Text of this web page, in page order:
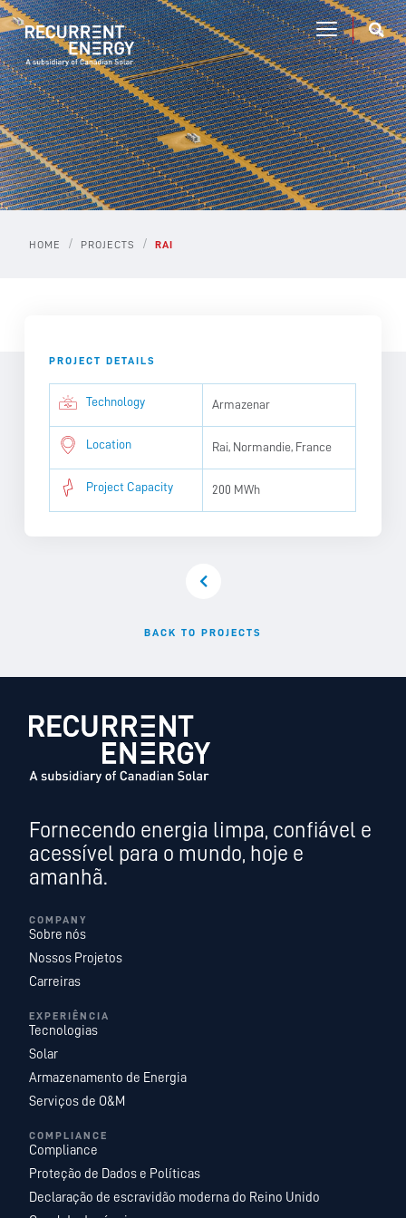
HOME / PROJECTS / RAI
PROJECT DETAILS
Technology Armazenar
Location Rai, Normandie, France
Project Capacity 200 MWh
BACK TO PROJECTS
Fornecendo energia limpa, confiável e
acessível para o mundo, hoje e
amanhã.
COMPANY
Sobre nós
Nossos Projetos
Carreiras
EXPERIÊNCIA
Tecnologias
Solar
Armazenamento de Energia
Serviços de O&M
COMPLIANCE
Compliance
Proteção de Dados e Políticas
Declaração de escravidão moderna do Reino Unido